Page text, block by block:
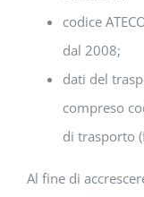
codice
dal 2008;
dati del
compreso
di trasporto
Al fine di